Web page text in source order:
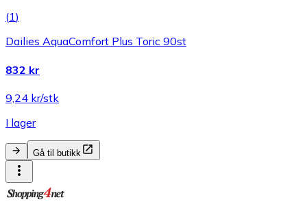
(1)
Dailies AquaComfort Plus Toric 90st
832 kr
9,24 kr/stk
I lager
Gå til butikk